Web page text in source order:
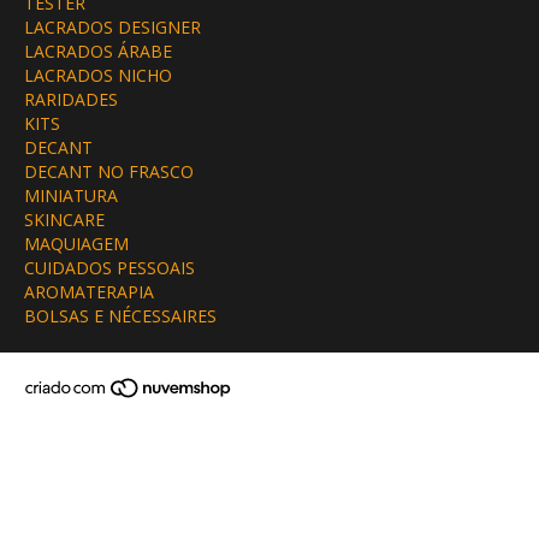
LACRADOS DESIGNER
LACRADOS ÁRABE
LACRADOS NICHO
RARIDADES
KITS
DECANT
DECANT NO FRASCO
MINIATURA
SKINCARE
MAQUIAGEM
CUIDADOS PESSOAIS
AROMATERAPIA
BOLSAS E NÉCESSAIRES